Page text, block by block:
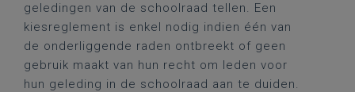
geledingen van de schoolraad tellen. Een
kiesreglement is enkel nodig indien één van
de onderliggende raden ontbreekt of geen
gebruik maakt van hun recht om leden voor
hun geleding in de schoolraad aan te duiden.